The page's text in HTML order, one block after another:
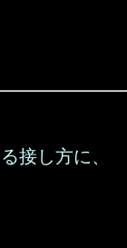
接し方に、